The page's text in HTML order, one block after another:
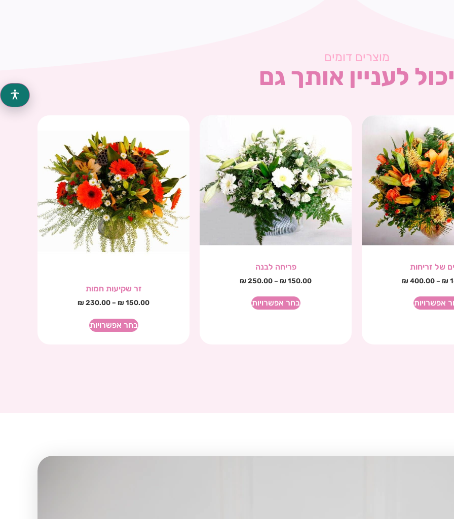
מוצרים דומים
לעניין אותך גם
של זריחות
₪
–
₪ 400.00
אפשרויות
פריחה לבנה
₪ 150.00
–
₪ 250.00
בחר אפשרויות
זר שקיעות חמות
₪ 150.00
–
₪ 230.00
בחר אפשרויות